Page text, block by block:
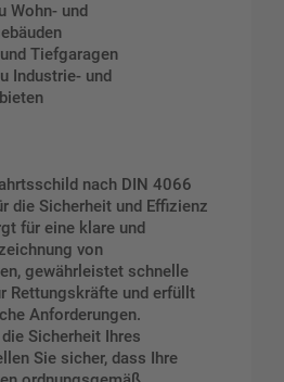
Wohn- und
Tiefgaragen
Industrie- und
nach DIN 4066
die Sicherheit und Effizienz
für eine klare und
von
gewährleistet schnelle
Rettungskräfte und erfüllt
Anforderungen.
Sicherheit Ihres
Sie sicher, dass Ihre